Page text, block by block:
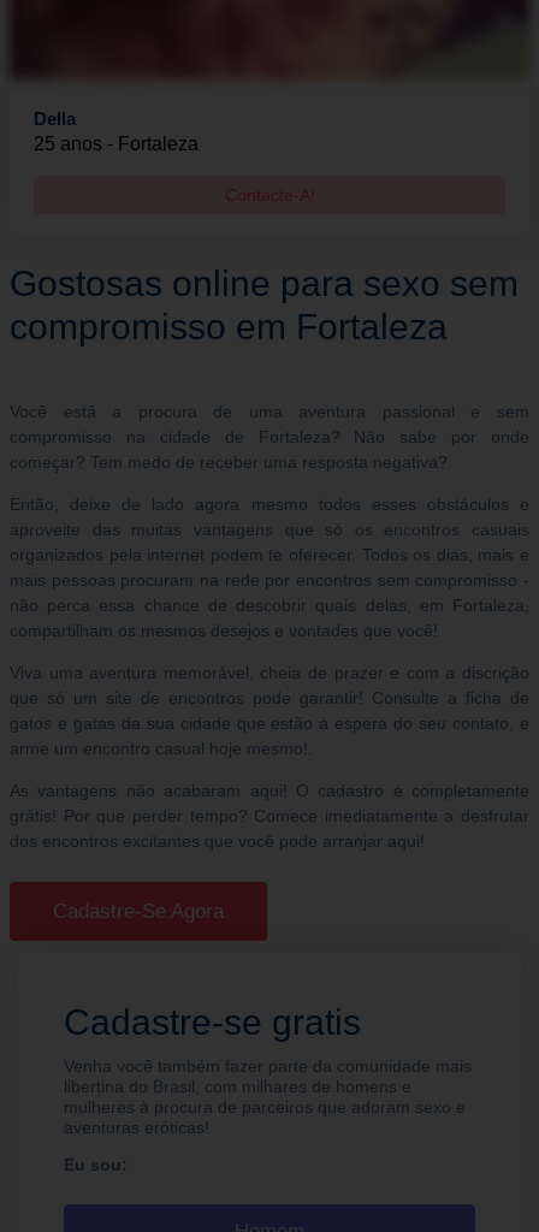
Della
25 anos - Fortaleza
Contacte-A!
Gostosas online para sexo sem
compromisso em Fortaleza
Você está a procura de uma aventura passional e sem
compromisso na cidade de Fortaleza? Não sabe por onde
começar? Tem medo de receber uma resposta negativa?
Então, deixe de lado agora mesmo todos esses obstáculos e
aproveite das muitas vantagens que só os encontros casuais
organizados pela internet podem te oferecer. Todos os dias, mais e
mais pessoas procuram na rede por encontros sem compromisso -
não perca essa chance de descobrir quais delas, em Fortaleza,
compartilham os mesmos desejos e vontades que você!
Viva uma aventura memorável, cheia de prazer e com a discrição
que só um site de encontros pode garantir! Consulte a ficha de
gatos e gatas da sua cidade que estão à espera do seu contato, e
arme um encontro casual hoje mesmo!.
As vantagens não acabaram aqui! O cadastro é completamente
grátis! Por que perder tempo? Comece imediatamente a desfrutar
dos encontros excitantes que você pode arranjar aqui!
Cadastre-Se Agora
Cadastre-se gratis
Venha você também fazer parte da comunidade mais
libertina do Brasil, com milhares de homens e
mulheres à procura de parceiros que adoram sexo e
aventuras eróticas!
Eu sou: